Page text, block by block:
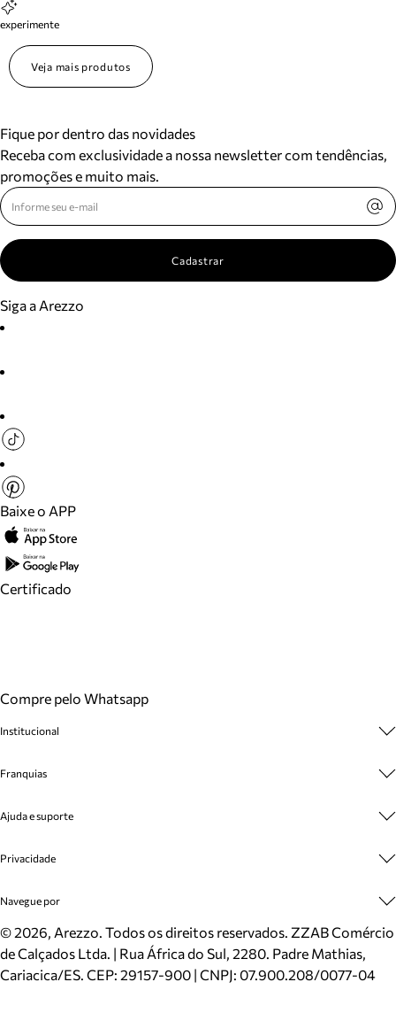
experimente
Veja mais produtos
Fique por dentro das novidades
Receba com exclusividade a nossa newsletter com tendências,
promoções e muito mais.
Cadastrar
Siga a Arezzo
Baixe o APP
Certificado
Compre pelo Whatsapp
Institucional
Cashback
Venda Corporativa
Mapa do Site
Inverno
Mundo Arezzo
Franquias
Plano de Negócio
Ajuda e suporte
Cadastro
Meus Pedidos
Trocas e Devoluções
Cartão Presente
Localizador de lojas
Privacidade
Politica e Privacidade
Navegue por
Sapatos
Bolsas
Scarpins
©2026, Arezzo. Todos os direitos reservados. ZZAB Comércio
de Calçados Ltda. | Rua África do Sul, 2280. Padre Mathias,
Cariacica/ES. CEP: 29157-900 | CNPJ: 07.900.208/0077-04